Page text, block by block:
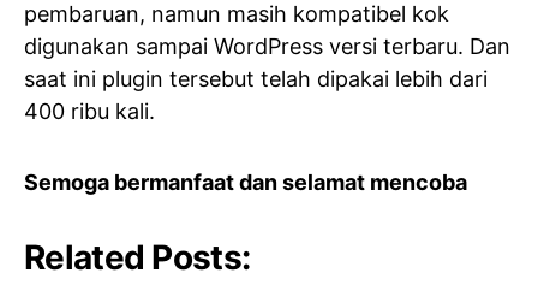
pembaruan, namun masih kompatibel kok
digunakan sampai WordPress versi terbaru. Dan
saat ini plugin tersebut telah dipakai lebih dari
400 ribu kali.
Semoga bermanfaat dan selamat mencoba
Related Posts: